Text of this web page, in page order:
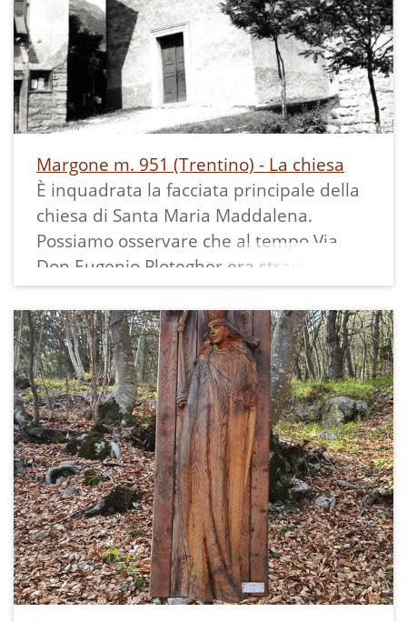
Margone), sull'altare maggiore ci sono 12
lunghe candele, due lucernari e due
croceffisi sono pronti per una
processione. Il presbiterio era tutto
decorato e dietro l'altare maggiore lo
spazio per il coro era chiuso da una
tenda.
La datazione è desunta dal confronto
con altre con identificativo simile.
La stampa formato 10x14,5 cm presenta
timbro riportante "Foto Cine 9358".
Margone m. 951 (Trentino) - La chiesa
È inquadrata la facciata principale della
chiesa di Santa Maria Maddalena.
Possiamo osservare che al tempo Via
Don Eugenio Plotegher era strada
bianca, mentre Via 12 Aprile 1887 era
selciata; la rete di distribuzione
dell'energia in paese era aerea.
La datazione è desunta dal confronto
con altre con identificativo simile.
La stampa formato 10x14,5 cm presenta
sul retro il titolo scritto a mano ed il
timbro riportante "Foto Cine 9357".